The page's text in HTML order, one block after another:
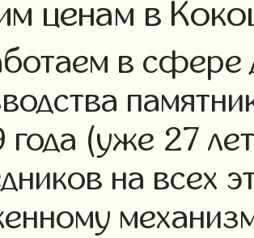
ценам в
в сфере
года (уже 27
на всех